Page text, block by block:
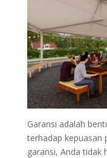
Garansi adalah
terhadap kepuasan
garansi, Anda tidak